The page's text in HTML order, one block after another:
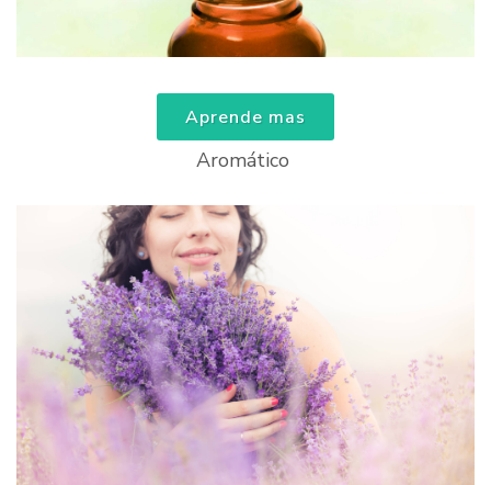
Aprende mas
Aromático